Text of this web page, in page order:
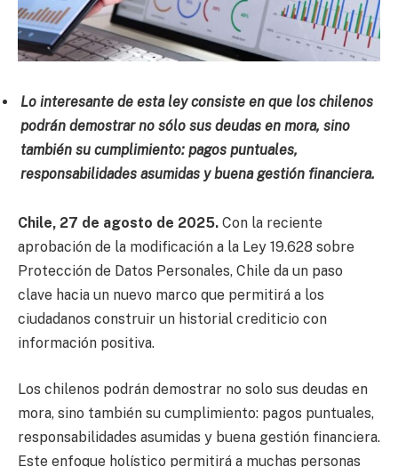
Lo interesante de esta ley consiste en que los chilenos
podrán demostrar no sólo sus deudas en mora, sino
también su cumplimiento: pagos puntuales,
responsabilidades asumidas y buena gestión financiera.
Chile, 27 de agosto de 2025. Con la reciente
aprobación de la modificación a la Ley 19.628 sobre
Protección de Datos Personales, Chile da un paso
clave hacia un nuevo marco que permitirá a los
ciudadanos construir un historial crediticio con
información positiva.
Los chilenos podrán demostrar no solo sus deudas en
mora, sino también su cumplimiento: pagos puntuales,
responsabilidades asumidas y buena gestión financiera.
Este enfoque holístico permitirá a muchas personas